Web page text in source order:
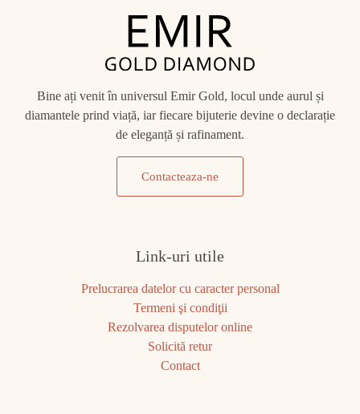
Bine ați venit în universul Emir Gold, locul unde aurul și
diamantele prind viață, iar fiecare bijuterie devine o declarație
de eleganță și rafinament.
Contacteaza-ne
Link-uri utile
Prelucrarea datelor cu caracter personal
Termeni şi condiţii
Rezolvarea disputelor online
Solicită retur
Contact